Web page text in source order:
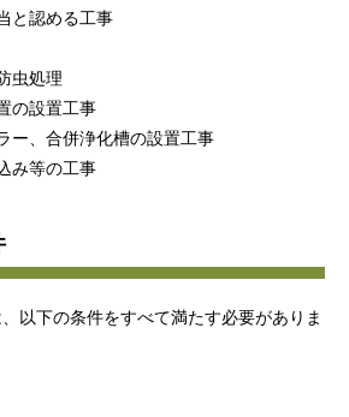
と認める工事
虫処理
の設置工事
ー、合併浄化槽の設置工事
み等の工事
以下の条件をすべて満たす必要がありま